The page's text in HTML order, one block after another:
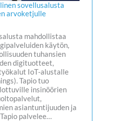
sovellusalusta
arvoketjulle
mahdollistaa
käytön,
tuhansien
digituotteet,
IoT-alustalle
Tapio tuo
insinöörien
asiantuntijuuden ja
palvelee…